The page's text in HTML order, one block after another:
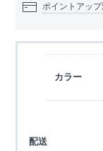
ポイントアッ
カラー
配送